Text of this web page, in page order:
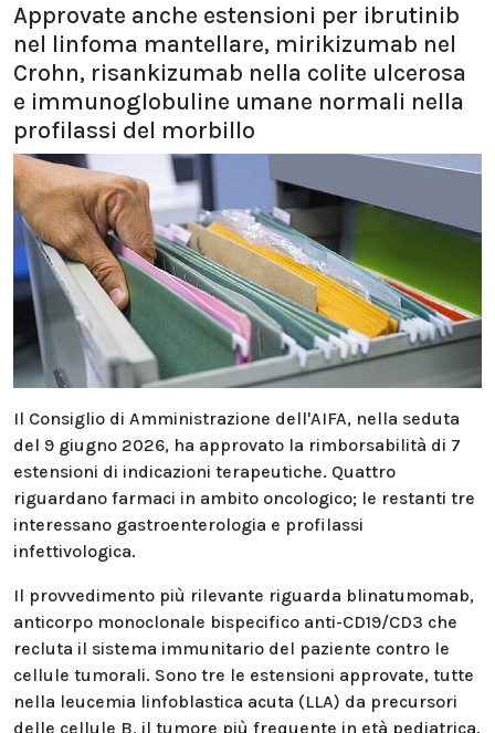
Approvate anche estensioni per ibrutinib
nel linfoma mantellare, mirikizumab nel
Crohn, risankizumab nella colite ulcerosa
e immunoglobuline umane normali nella
profilassi del morbillo
Il Consiglio di Amministrazione dell'AIFA, nella seduta
del 9 giugno 2026, ha approvato la rimborsabilità di 7
estensioni di indicazioni terapeutiche. Quattro
riguardano farmaci in ambito oncologico; le restanti tre
interessano gastroenterologia e profilassi
infettivologica.
Il provvedimento più rilevante riguarda blinatumomab,
anticorpo monoclonale bispecifico anti-CD19/CD3 che
recluta il sistema immunitario del paziente contro le
cellule tumorali. Sono tre le estensioni approvate, tutte
nella leucemia linfoblastica acuta (LLA) da precursori
delle cellule B, il tumore più frequente in età pediatrica.